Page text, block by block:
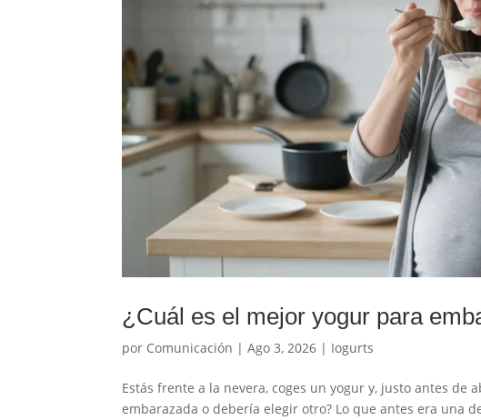
¿Cuál es el mejor yogur para
por Comunicación |Ago 3, 2026 | Iogurts
Estás frente a la nevera, coges un yogur y, justo antes
embarazada o debería elegir otro? Lo que antes era una